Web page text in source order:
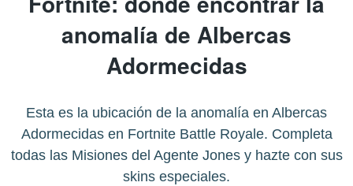
anomalía de Albercas
Adormecidas
Esta es la ubicación de la anomalía en Albercas
Adormecidas en Fortnite Battle Royale. Completa
todas las Misiones del Agente Jones y hazte con sus
skins especiales.